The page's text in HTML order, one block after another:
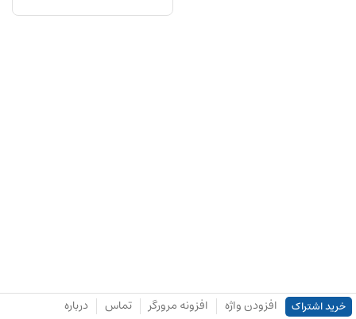
خرید اشتراک افزودن واژه افزونه مرورگر تماس درباره